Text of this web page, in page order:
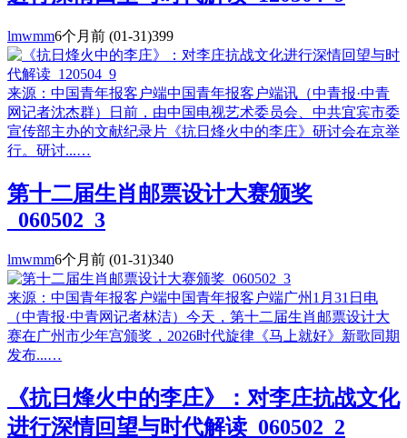
lmwmm6个月前 (01-31)399
来源：中国青年报客户端中国青年报客户端讯（中青报·中青
网记者沈杰群）日前，由中国电视艺术委员会、中共宜宾市委
宣传部主办的文献纪录片《抗日烽火中的李庄》研讨会在京举
行。研讨...…
第十二届生肖邮票设计大赛颁奖
_060502_3
lmwmm6个月前 (01-31)340
来源：中国青年报客户端中国青年报客户端广州1月31日电
（中青报·中青网记者林洁）今天，第十二届生肖邮票设计大
赛在广州市少年宫颁奖，2026时代旋律《马上就好》新歌同期
发布...…
《抗日烽火中的李庄》：对李庄抗战文化
进行深情回望与时代解读_060502_2